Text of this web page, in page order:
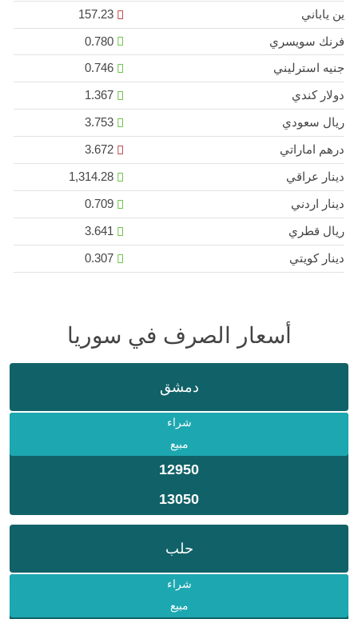
ين ياباني
157.23
فرنك سويسري
0.780
جنيه استرليني
0.746
دولار كندي
1.367
ريال سعودي
3.753
درهم اماراتي
3.672
دينار عراقي
1,314.28
دينار اردني
0.709
ريال قطري
دينار كويتي
0.307
أسعار الصرف في سوريا
دمشق
شراء
مبيع
12950
13050
حلب
شراء
مبيع